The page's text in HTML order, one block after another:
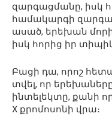
զարգացմանը, իսկ
համակարգի
ասած, երեխան
իսկ հորից իր
Բացի դա, որոշ
տվել, որ
ինտելեկտը, քանի
X քրոմոսոնի վրա։